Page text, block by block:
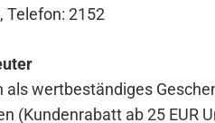
Telefon: 2152
als wertbeständiges
(Kundenrabatt ab 25 EUR